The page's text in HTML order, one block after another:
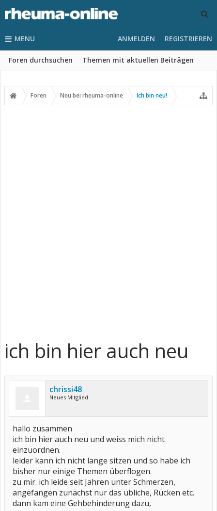
MENU
Foren durchsuchen Themen mit aktuellen Beiträgen
ANMELDEN REGISTRIEREN
Foren Neu bei rheuma-online Ich bin neu!
ich bin hier auch neu
chrissi48
Neues Mitglied
hallo zusammen
ich bin hier auch neu und weiss mich nicht
einzuordnen.
leider kann ich nicht lange sitzen und so habe ich
bisher nur einige Themen überflogen.
zu mir. ich leide seit Jahren unter Schmerzen,
angefangen zunächst nur das übliche, Rücken etc.
dann kam eine Gehbehinderung dazu,